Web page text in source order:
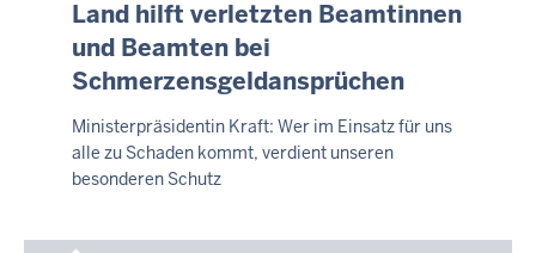
August
2026
-
14:16
Land hilft verletzten Beamtinnen
und Beamten bei
Schmerzensgeldansprüchen
Ministerpräsidentin Kraft: Wer im Einsatz für uns
alle zu Schaden kommt, verdient unseren
besonderen Schutz